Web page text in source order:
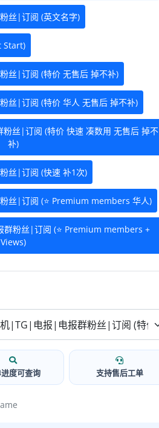
丝|订阅 (英文名字)
Start)
|订阅 (特价 无售后 掉不补)
|订阅 (特价 华人 无售后 掉不补)
丝|订阅 (特价 快速 凑数用 无售后 掉不
补)
丝|订阅 (快速 补1次)
丝|订阅 (⭐ Premium members 华人)
粉丝|订阅 (⭐ Premium members +
Views)
度可查询 支持售后工单